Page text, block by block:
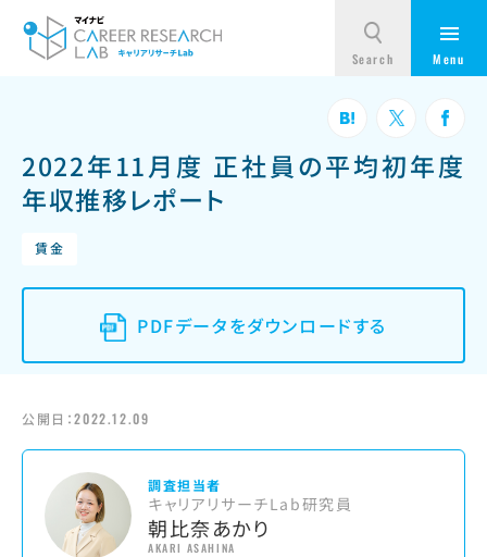
2022年11月度 正社員の平均初年度
年収推移レポート
賃金
PDFデータをダウンロードする
公開日：2022.12.09
調査担当者
キャリアリサーチLab研究員
朝比奈あかり
AKARI ASAHINA